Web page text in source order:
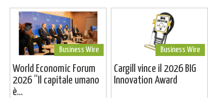
Business Wire
World Economic Forum
2026 “Il capitale umano
è...
Business Wire
Cargill vince il 2026 BIG
Innovation Award